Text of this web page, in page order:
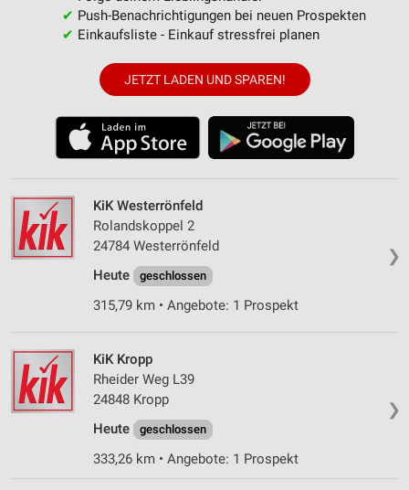
✔ Push-Benachrichtigungen bei neuen Prospekten
✔ Einkaufsliste - Einkauf stressfrei planen
JETZT LADEN UND SPAREN!
❯
KiK Westerrönfeld
Rolandskoppel 2
24784 Westerrönfeld
Heute
geschlossen
315,79 km • Angebote: 1 Prospekt
❯
KiK Kropp
Rheider Weg L39
24848 Kropp
Heute
geschlossen
333,26 km • Angebote: 1 Prospekt